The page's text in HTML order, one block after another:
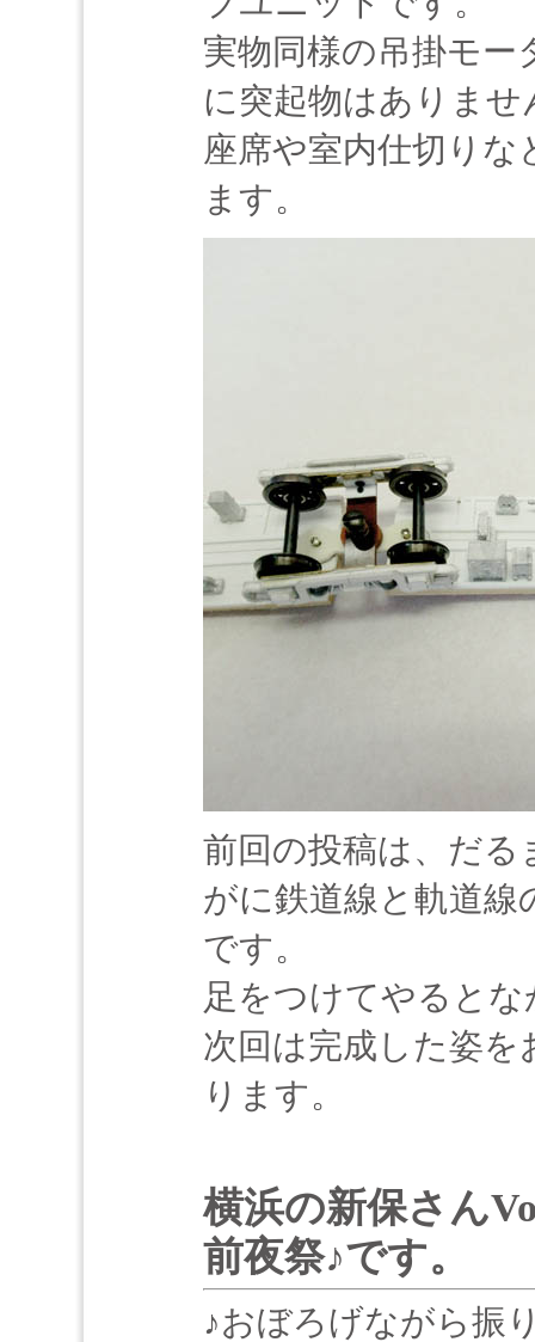
実物同様の吊掛モー
に突起物はありませ
座席や室内仕切り
ます。
前回の投稿は、だ
がに鉄道線と軌道
です。
足をつけてやると
次回は完成した姿
ります。
横浜の新保さん
前夜祭♪です。
♪おぼろげながら振